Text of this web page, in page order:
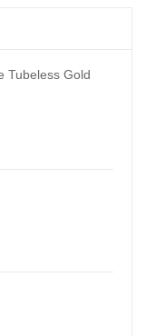
Tubeless Gold